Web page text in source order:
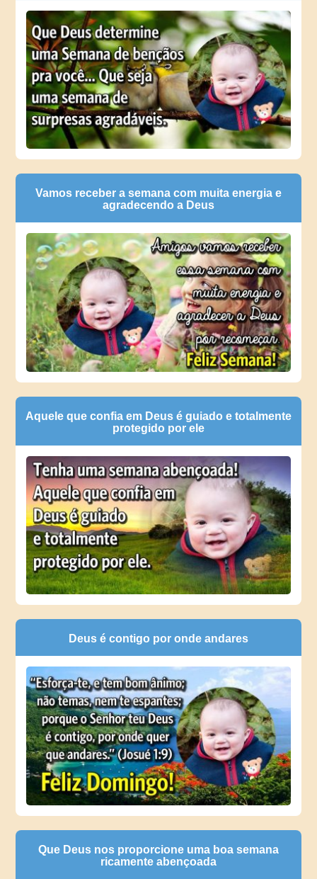
Vamos receber a semana com muita energia e
agradecendo a Deus
Aquele que confia em Deus é guiado e totalmente
protegido por ele
Deus é contigo por onde andares
Que Deus nos proporcione uma boa semana
ricamente abençoada